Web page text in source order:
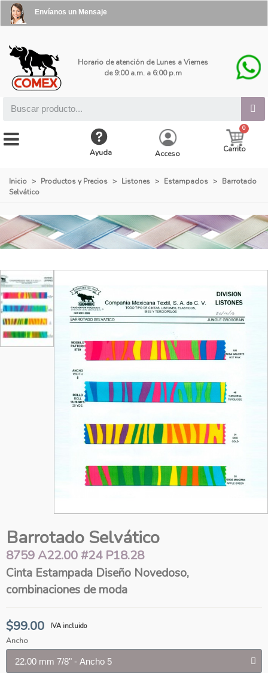
Envíanos un Mensaje
Horario de atención de Lunes a Viernes
de 9:00 a.m. a 6:00 p.m
Ayuda Acceso Carrito
Inicio > Productos y Precios > Listones > Estampados > Barrotado
Selvático
Barrotado Selvático
8759 A22.00 #24 P18.28
Cinta Estampada Diseño Novedoso,
combinaciones de moda
$99.00 IVA incluido
Ancho